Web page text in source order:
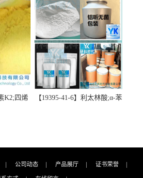
科时代
”学创
支持定
等技术
代科技-“研”无止境;“科”学创
新！支持三方验证；支持定
制；检测图谱；MSDS等技术
支持！
K2;四烯
系-王菲
【19395-41-6】利太林酸;α-苯
持三方验证；支持定制；检
公司动态 产品展厅 证书荣誉